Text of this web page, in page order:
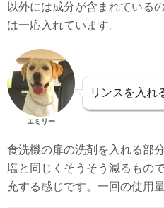
以外には成分が含まれている
は一応入れています。
エミリー
リンスを入れ
食洗機の扉の洗剤を入れる部
塩と同じくそうそう減るもの
充する感じです。一回の使用